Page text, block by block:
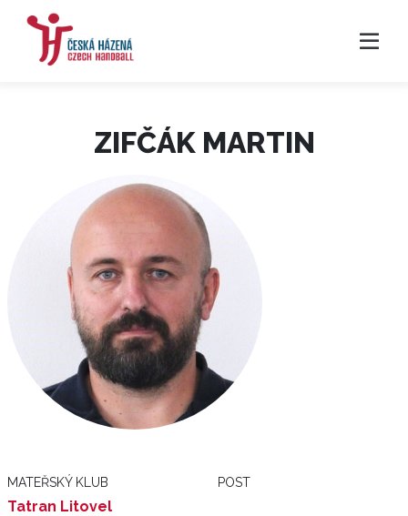
ZIFČÁK MARTIN
MATEŘSKÝ KLUB
Tatran Litovel
POST